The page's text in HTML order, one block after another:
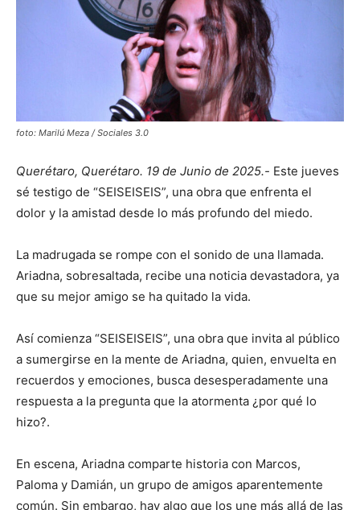
foto: Marilú Meza / Sociales 3.0
Querétaro, Querétaro. 19 de Junio de 2025.- Este jueves
sé testigo de “SEISEISEIS”, una obra que enfrenta el
dolor y la amistad desde lo más profundo del miedo.
La madrugada se rompe con el sonido de una llamada.
Ariadna, sobresaltada, recibe una noticia devastadora, ya
que su mejor amigo se ha quitado la vida.
Así comienza “SEISEISEIS”, una obra que invita al público
a sumergirse en la mente de Ariadna, quien, envuelta en
recuerdos y emociones, busca desesperadamente una
respuesta a la pregunta que la atormenta ¿por qué lo
hizo?.
En escena, Ariadna comparte historia con Marcos,
Paloma y Damián, un grupo de amigos aparentemente
común. Sin embargo, hay algo que los une más allá de las